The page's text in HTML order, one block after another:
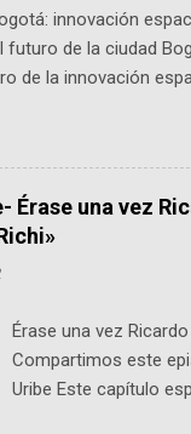
innovación
futuro de la ciudad
de la innovación
que convierte
Europea en
Este evento,
del Idartes y la
a expertos como el
del sector
en Bogotá
que opera en
participantes tienen
en tecnologías
Érase una vez
Érase una vez
Compartimos este
Uribe Este capítulo